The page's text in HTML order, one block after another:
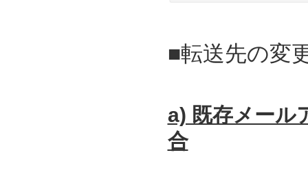
■転送先の変
a) 既存メール
合